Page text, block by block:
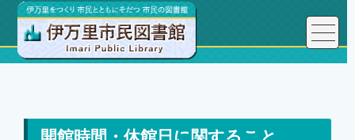
トップページ 利用案内
よくある質問FAQ
開館時間・休館日に関すること
開館時間・休館日に関すること